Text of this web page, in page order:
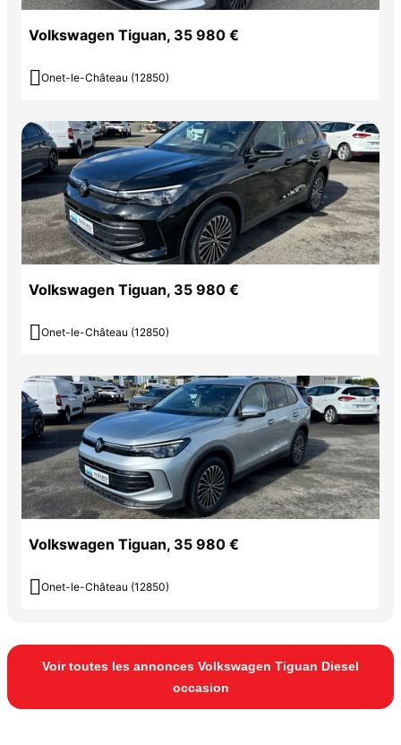
Volkswagen Tiguan, 35 980 €
 Onet-le-Château (12850)
Volkswagen Tiguan, 35 980 €
 Onet-le-Château (12850)
Volkswagen Tiguan, 35 980 €
 Onet-le-Château (12850)
Voir toutes les annonces Volkswagen Tiguan Diesel
occasion